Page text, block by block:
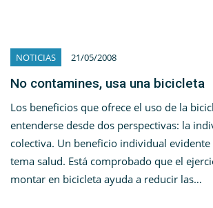
NOTICIAS 21/05/2008
No contamines, usa una bicicleta
Los beneficios que ofrece el uso de la
entenderse desde dos perspectivas: la
colectiva. Un beneficio individual evidente
tema salud. Está comprobado que el
montar en bicicleta ayuda a reducir las…